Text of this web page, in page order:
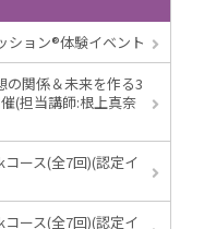
ション®︎体験イベント
の関係＆未来を作る3
(担当講師:根上真奈
ース(全7回)(認定イ
ース(全7回)(認定イ